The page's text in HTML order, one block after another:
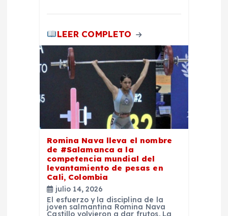
LEER COMPLETO
Romina Nava lleva el nombre
de #Salamanca a la
competencia mundial del
levantamiento de pesas en
Cali, Colombia
julio 14, 2026
El esfuerzo y la disciplina de la
joven salmantina Romina Nava